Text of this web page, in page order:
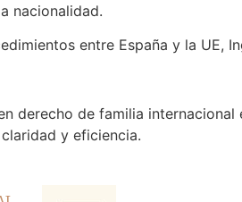
nacionalidad.
entre España y la UE,
derecho de familia
y eficiencia.